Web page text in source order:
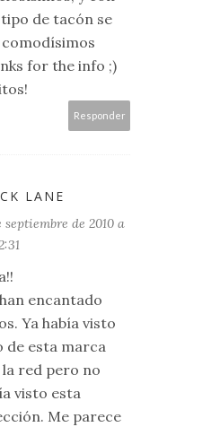
tipo de tacón se
for the info ;)
Responder
LANE
septiembre de 2010 a
encantado
Ya había visto
de esta marca
red pero no
visto esta
Me parece